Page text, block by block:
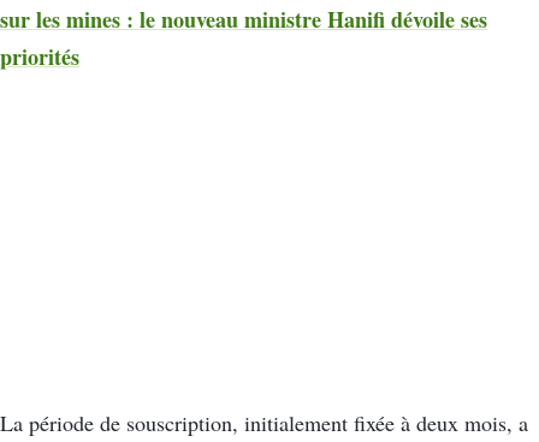
sur les mines : le nouveau ministre Hanifi dévoile ses
priorités
La période de souscription, initialement fixée à deux mois, a